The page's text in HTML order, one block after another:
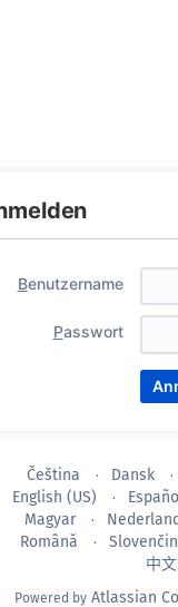
Benutzername
Passwort
Čeština
Dansk
English (US)
Magyar
Română
中文
Powered by Atlassian